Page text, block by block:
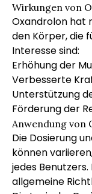
Wirkungen von
Oxandrolon hat
den Körper, die
Interesse sind:
Erhöhung der
Verbesserte
Unterstützung
Förderung der
Anwendung von
Die Dosierung
können
jedes
allgemeine